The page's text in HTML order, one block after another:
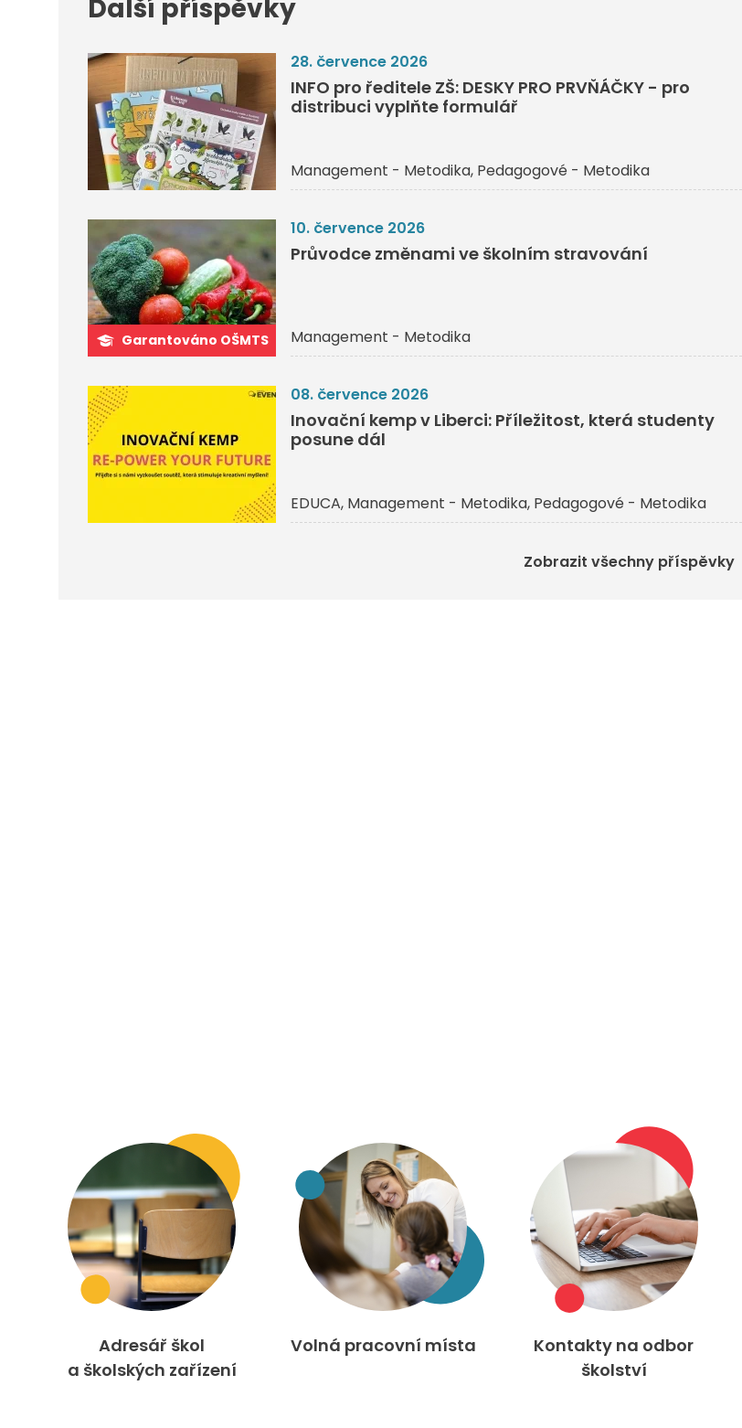
Další příspěvky
28. července 2026
INFO pro ředitele ZŠ: DESKY PRO PRVŇÁČKY - pro
distribuci vyplňte formulář
Management - Metodika Pedagogové - Metodika
Garantováno OŠMTS
10. července 2026
Průvodce změnami ve školním stravování
Management - Metodika
08. července 2026
Inovační kemp v Liberci: Příležitost, která studenty
posune dál
EDUCA Management - Metodika Pedagogové - Metodika
Zobrazit všechny příspěvky
Adresář škol
a školských zařízení
Volná pracovní místa
Kontakty na odbor
školství